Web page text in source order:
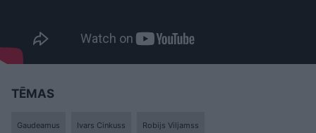
TĒMAS
Gaudeamus Ivars Cinkuss Robijs Viljamss